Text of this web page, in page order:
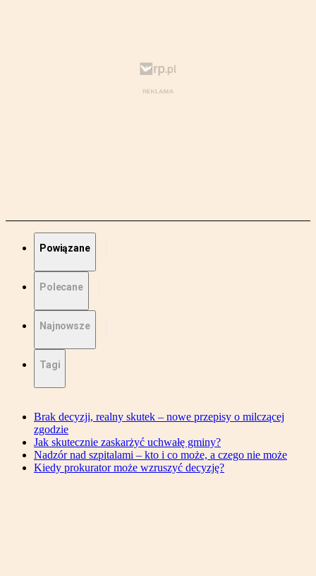
Powiązane
Polecane
Najnowsze
Tagi
Brak decyzji, realny skutek – nowe przepisy o milczącej
zgodzie
Jak skutecznie zaskarżyć uchwałę gminy?
Nadzór nad szpitalami – kto i co może, a czego nie może
Kiedy prokurator może wzruszyć decyzję?